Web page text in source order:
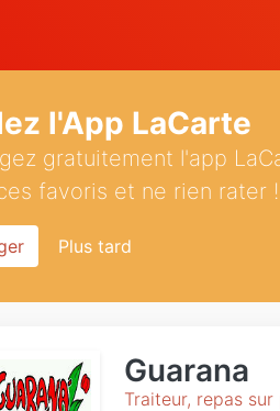
l'App LaCarte
gratuitement l'app
favoris et ne rien rater !
Plus tard
Guarana
Traiteur, repas